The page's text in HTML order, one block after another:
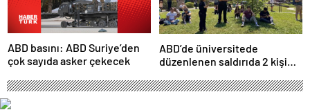
ABD basını: ABD Suriye’den
çok sayıda asker çekecek
ABD’de üniversitede
düzenlenen saldırıda 2 kişi